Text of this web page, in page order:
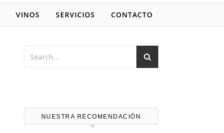
VINOS SERVICIOS CONTACTO
NUESTRA RECOMENDACIÓN